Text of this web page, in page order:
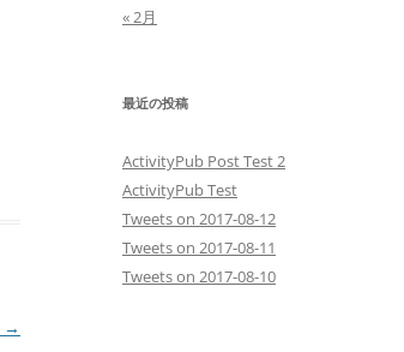
→
« 2月
最近の投稿
ActivityPub Post Test 2
ActivityPub Test
Tweets on 2017-08-12
Tweets on 2017-08-11
Tweets on 2017-08-10